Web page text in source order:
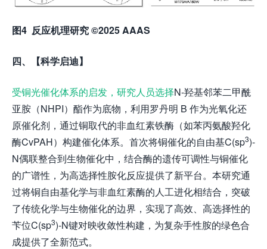
图4 反应机理研究©2025 AAAS
四、【科学启迪】
受铜光催化体系的启发，研究人员选择N-羟基邻苯二甲酰
亚胺（NHPI）酯作为底物，利用罗丹明 B 作为光氧化还
原催化剂，通过铜取代的非血红素铁酶（如苯丙氨酸羟化
酶CvPAH）构建催化体系。首次将铜催化的自由基C(sp3)-
N偶联整合到生物催化中，结合酶的遗传可调性与铜催化
的广谱性，为高选择性胺化反应提供了新平台。本研究通
过将铜自由基化学与非血红素酶的人工进化相结合，突破
了传统化学与生物催化的边界，实现了高效、高选择性的
苄位C(sp3)-N键对映收敛性构建，为复杂手性胺的绿色合
成提供了全新范式。